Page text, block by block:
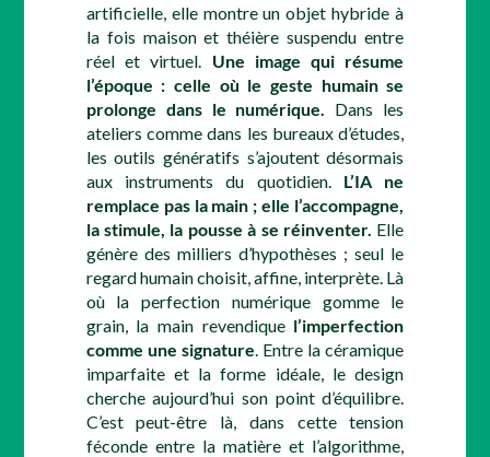
artificielle, elle montre un objet hybride à
la fois maison et théière suspendu entre
réel et virtuel. Une image qui résume
l’époque : celle où le geste humain se
prolonge dans le numérique. Dans les
ateliers comme dans les bureaux d’études,
les outils génératifs s’ajoutent désormais
aux instruments du quotidien. L’IA ne
remplace pas la main ; elle l’accompagne,
la stimule, la pousse à se réinventer. Elle
génère des milliers d’hypothèses ; seul le
regard humain choisit, affine, interprète. Là
où la perfection numérique gomme le
grain, la main revendique l’imperfection
comme une signature. Entre la céramique
imparfaite et la forme idéale, le design
cherche aujourd’hui son point d’équilibre.
C’est peut-être là, dans cette tension
féconde entre la matière et l’algorithme,